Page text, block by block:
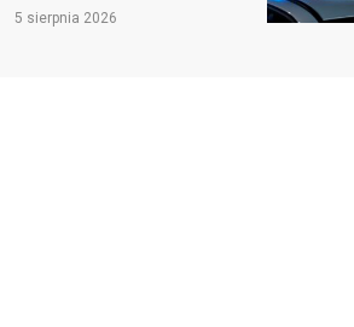
5 sierpnia 2026